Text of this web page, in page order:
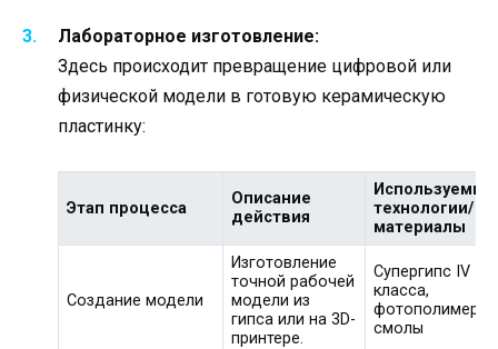
Лабораторное изготовление:
Здесь происходит превращение цифровой или
физической модели в готовую керамическую
пластинку:
Этап процесса
Описание
действия
Используемые
технологии/
материалы
Создание модели
Изготовление
точной рабочей
модели из
гипса или на 3D-
принтере.
Супергипс IV
класса,
смолы